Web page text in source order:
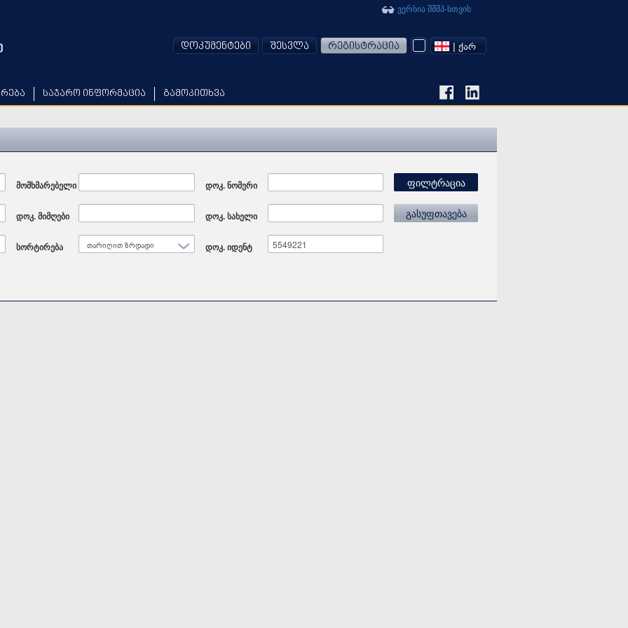
საჯარო ინფორმაცია გამოკითხვა
ვერსია შშმპ-სთვის
დოკუმენტები შესვლა რეგისტრაცია | ᲥᲐᲠ
მომხმარებელი დოკ. ნომერი ფილტრაცია
დოკ. მიმღები დოკ. სახელი გასუფთავება
სორტირება თარიღით ზრდადი დოკ. იდენტ